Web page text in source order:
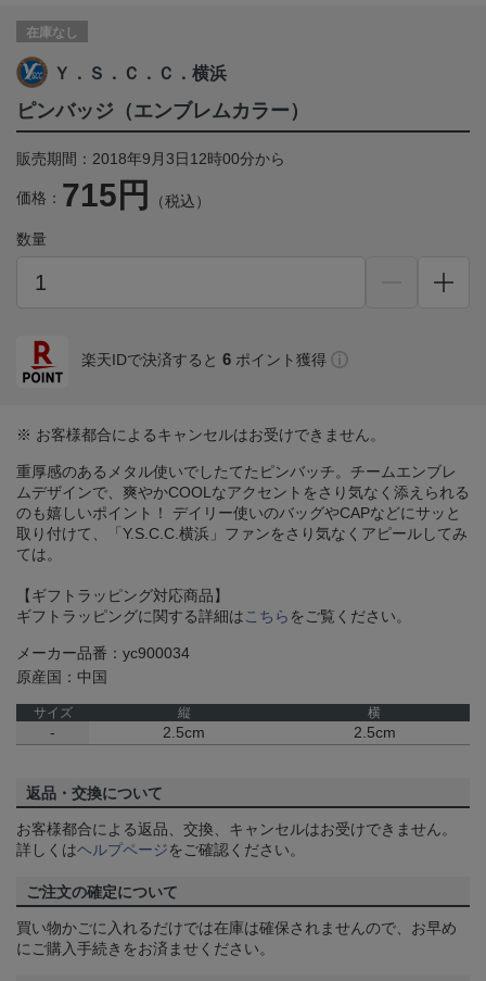
在庫なし
Ｙ．Ｓ．Ｃ．Ｃ．横浜
ピンバッジ（エンブレムカラー）
販売期間：2018年9月3日12時00分から
価格： 715円 （税込）
数量
楽天IDで決済すると 6 ポイント獲得
※ お客様都合によるキャンセルはお受けできません。
重厚感のあるメタル使いでしたてたピンバッチ。チームエンブレ
ムデザインで、爽やかCOOLなアクセントをさり気なく添えられる
のも嬉しいポイント！ デイリー使いのバッグやCAPなどにサッと
取り付けて、「Y.S.C.C.横浜」ファンをさり気なくアピールしてみ
ては。
【ギフトラッピング対応商品】
ギフトラッピングに関する詳細は こちら をご覧ください。
メーカー品番：yc900034
原産国：中国
サイズ 縦 横
- 2.5cm 2.5cm
返品・交換について
お客様都合による返品、交換、キャンセルはお受けできません。
詳しくはヘルプページをご確認ください。
ご注文の確定について
買い物かごに入れるだけでは在庫は確保されませんので、お早め
にご購入手続きをお済ませください。